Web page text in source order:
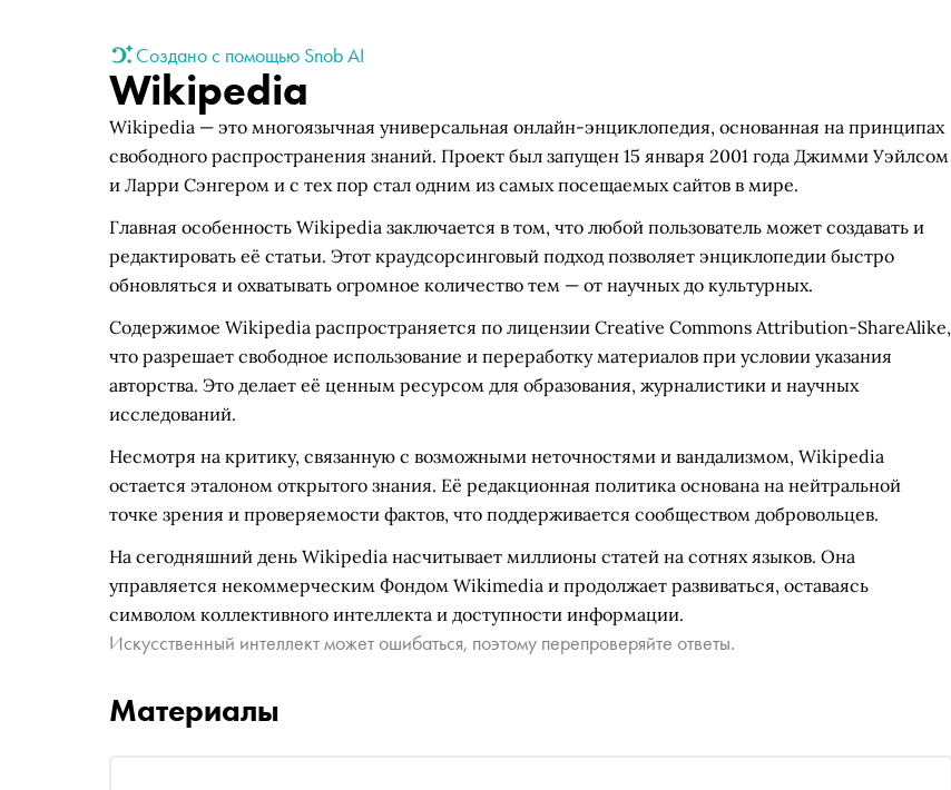
Создано с помощью Snob AI
Wikipedia
Wikipedia — это многоязычная универсальная онлайн-энциклопедия, основанная на принципах
свободного распространения знаний. Проект был запущен 15 января 2001 года Джимми Уэйлсом
и Ларри Сэнгером и с тех пор стал одним из самых посещаемых сайтов в мире.
Главная особенность Wikipedia заключается в том, что любой пользователь может создавать и
редактировать её статьи. Этот краудсорсинговый подход позволяет энциклопедии быстро
обновляться и охватывать огромное количество тем — от научных до культурных.
Содержимое Wikipedia распространяется по лицензии Creative Commons Attribution-ShareAlike,
что разрешает свободное использование и переработку материалов при условии указания
авторства. Это делает её ценным ресурсом для образования, журналистики и научных
исследований.
Несмотря на критику, связанную с возможными неточностями и вандализмом, Wikipedia
остается эталоном открытого знания. Её редакционная политика основана на нейтральной
точке зрения и проверяемости фактов, что поддерживается сообществом добровольцев.
На сегодняшний день Wikipedia насчитывает миллионы статей на сотнях языков. Она
управляется некоммерческим Фондом Wikimedia и продолжает развиваться, оставаясь
символом коллективного интеллекта и доступности информации.
Искусственный интеллект может ошибаться, поэтому перепроверяйте ответы.
Материалы